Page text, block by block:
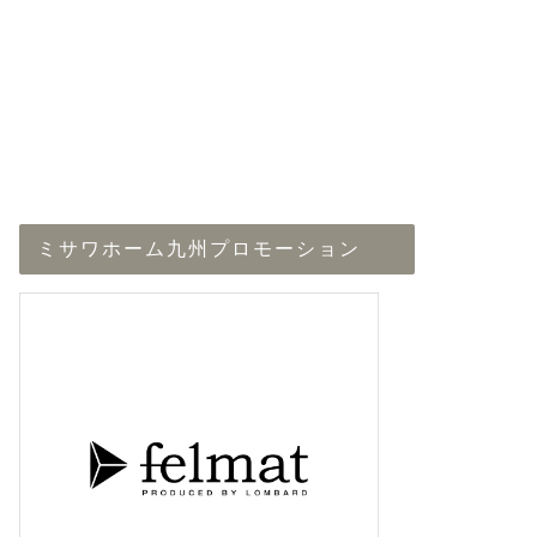
ミサワホーム九州プロモーション